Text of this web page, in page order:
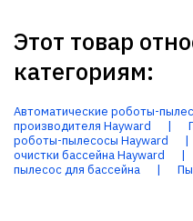
Этот товар
категориям:
Автоматические роботы-
производителя Hayward
|
роботы-пылесосы Hayward
|
очистки бассейна Hayward
|
пылесос для бассейна
|